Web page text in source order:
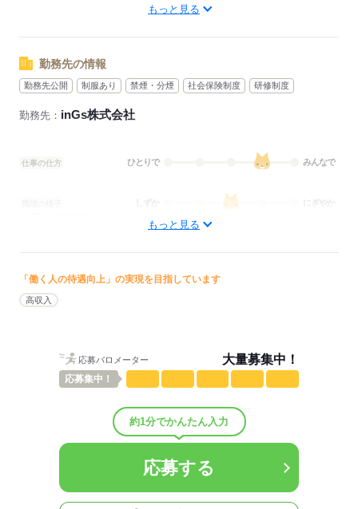
●月末までの期間限定
●週4日～週5日希望
●特定曜日のみ …etc
応募する
もっと見る
勤務先の情報
勤務先公開 制服あり 禁煙・分煙 社会保険制度 研修制度
勤務先： inGs株式会社
仕事の仕方 ひとりで みんなで
にぎやか
⇒稼働分の一部を受け取れます♪
★前払いOK（規定有）
★特別手当あり
⇒久しぶりのお仕事の方も安心です
★WEB登録OK
★有給休暇あり
もっと見る
「働く人の待遇向上」の実現を目指しています
高収入
応募バロメーター 大量募集中！
応募集中！
約1分でかんたん入力
応募する